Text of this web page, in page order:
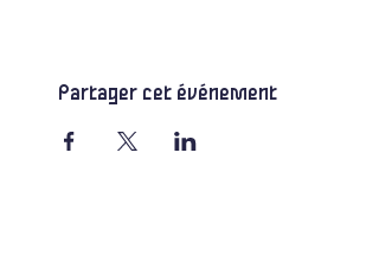
Partager cet événement